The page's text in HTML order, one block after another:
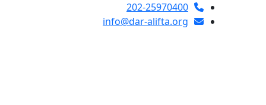
202-25970400
info@dar-alifta.org